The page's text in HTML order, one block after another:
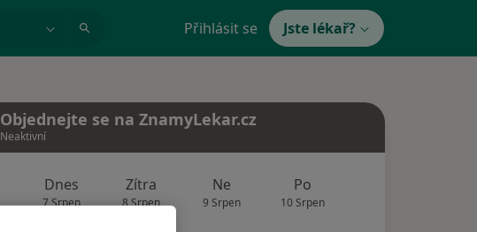
Přihlásit se Jste lékař?
Objednejte se na ZnamyLekar.cz
Neaktivní
Dnes
7 Srpen
Zítra
8 Srpen
Ne
9 Srpen
Po
10 Srpen